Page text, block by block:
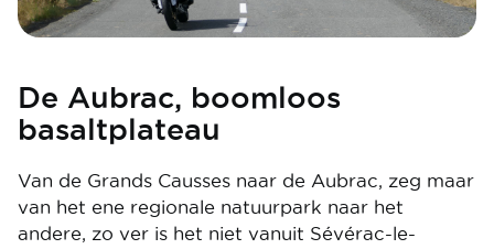
De Aubrac, boomloos
basaltplateau
Van de Grands Causses naar de Aubrac, zeg maar
van het ene regionale natuurpark naar het
andere, zo ver is het niet vanuit Sévérac-le-